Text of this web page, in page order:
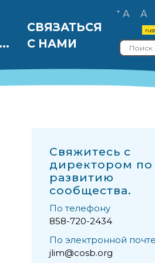
СВЯЗАТЬСЯ
С НАМИ
А
+А
Поиск
Свяжитесь с
директором по
развитию
сообщества.
По телефону
858-720-2434
По электронной почте
jlim@cosb.org